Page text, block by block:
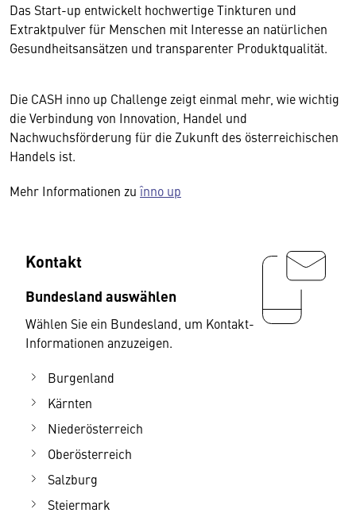
Das Start-up entwickelt hochwertige Tinkturen und
Extraktpulver für Menschen mit Interesse an natürlichen
Gesundheitsansätzen und transparenter Produktqualität.
Die CASH inno up Challenge zeigt einmal mehr, wie wichtig
die Verbindung von Innovation, Handel und
Nachwuchsförderung für die Zukunft des österreichischen
Handels ist.
Mehr Informationen zuînno up
Kontakt
Bundesland auswählen
Wählen Sie ein Bundesland, um Kontakt-
Informationen anzuzeigen.
Burgenland
Kärnten
Niederösterreich
Oberösterreich
Salzburg
Steiermark